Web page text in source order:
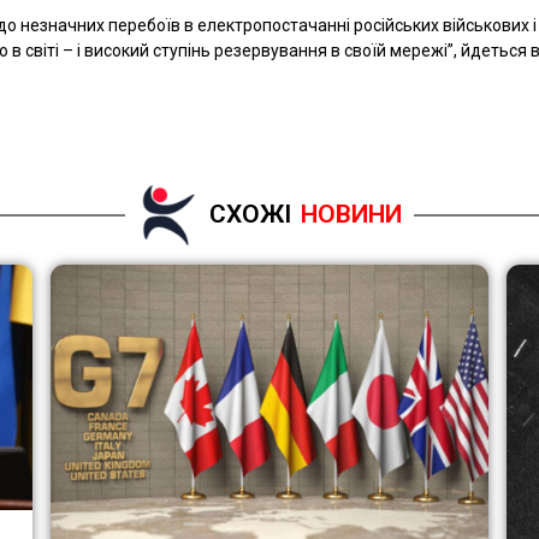
незначних перебоїв в електропостачанні російських військових
світі – і високий ступінь резервування в своїй мережі”, йдеться в
СХОЖІ НОВИНИ